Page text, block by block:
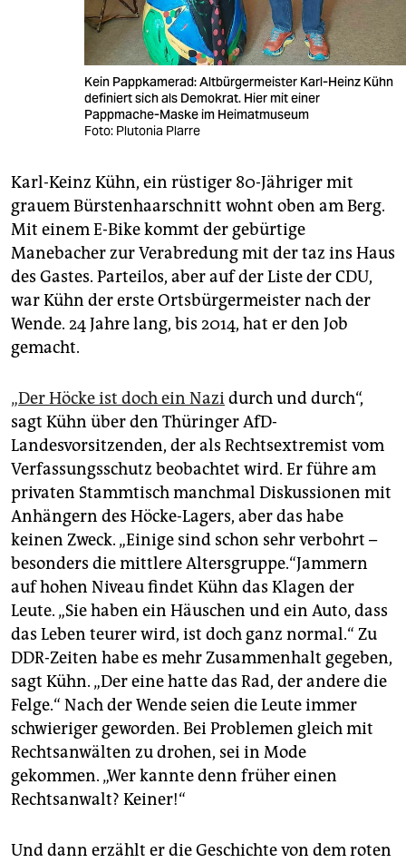
Kein Pappkamerad: Altbürgermeister Karl-Heinz Kühn
definiert sich als Demokrat. Hier mit einer
Pappmache-Maske im Heimatmuseum
Foto: Plutonia Plarre
Karl-Keinz Kühn, ein rüstiger 80-Jähriger mit
grauem Bürstenhaarschnitt wohnt oben am Berg.
Mit einem E-Bike kommt der gebürtige
Manebacher zur Verabredung mit der taz ins Haus
des Gastes. Parteilos, aber auf der Liste der CDU,
war Kühn der erste Ortsbürgermeister nach der
Wende. 24 Jahre lang, bis 2014, hat er den Job
gemacht.
„Der Höcke ist doch ein Nazidurch und durch“,
sagt Kühn über den Thüringer AfD-
Landesvorsitzenden, der als Rechtsextremist vom
Verfassungsschutz beobachtet wird. Er führe am
privaten Stammtisch manchmal Diskussionen mit
Anhängern des Höcke-Lagers, aber das habe
keinen Zweck. „Einige sind schon sehr verbohrt –
besonders die mittlere Altersgruppe.“Jammern
auf hohen Niveau findet Kühn das Klagen der
Leute. „Sie haben ein Häuschen und ein Auto, dass
das Leben teurer wird, ist doch ganz normal.“ Zu
DDR-Zeiten habe es mehr Zusammenhalt gegeben,
sagt Kühn. „Der eine hatte das Rad, der andere die
Felge.“ Nach der Wende seien die Leute immer
schwieriger geworden. Bei Problemen gleich mit
Rechtsanwälten zu drohen, sei in Mode
gekommen. „Wer kannte denn früher einen
Rechtsanwalt? Keiner!“
Und dann erzählt er die Geschichte von dem roten